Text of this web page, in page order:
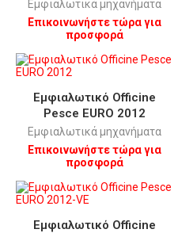
Εμφιαλωτικά μηχανήματα
Επικοινωνήστε τώρα για
προσφορά
Εμφιαλωτικό Οfficine
Pesce EURO 2012
Εμφιαλωτικά μηχανήματα
Επικοινωνήστε τώρα για
προσφορά
Εμφιαλωτικό Οfficine